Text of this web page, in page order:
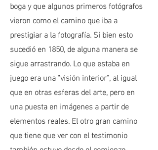
boga y que algunos primeros fotógrafos
vieron como el camino que iba a
prestigiar a la fotografía. Si bien esto
sucedió en 1850, de alguna manera se
sigue arrastrando. Lo que estaba en
juego era una "visión interior”, al igual
que en otras esferas del arte, pero en
una puesta en imágenes a partir de
elementos reales. El otro gran camino
que tiene que ver con el testimonio